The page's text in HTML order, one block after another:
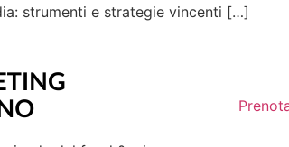
strumenti e strategie vincenti […]